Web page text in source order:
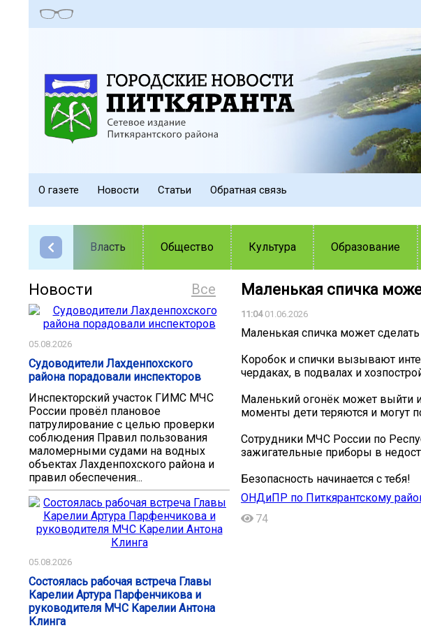
О газете Новости Статьи Обратная связь
Власть Общество Культура Образование
Все
Новости
05.08.2026
Судоводители Лахденпохского
района порадовали инспекторов
Инспекторский участок ГИМС МЧС
России провёл плановое
патрулирование с целью проверки
соблюдения Правил пользования
маломерными судами на водных
объектах Лахденпохского района и
правил обеспечения...
05.08.2026
Состоялась рабочая встреча Главы
Карелии Артура Парфенчикова и
руководителя МЧС Карелии Антона
Клинга
Маленькая спичка
11:0401.06.2026
Маленькая спичка может
Коробок и спички вызывают
чердаках, в подвалах и
Маленький огонёк может выйти
моменты дети теряются и могут
Сотрудники МЧС России по
зажигательные приборы в
Безопасность начинается с тебя!
ОНДиПР по Питкярантскому
74